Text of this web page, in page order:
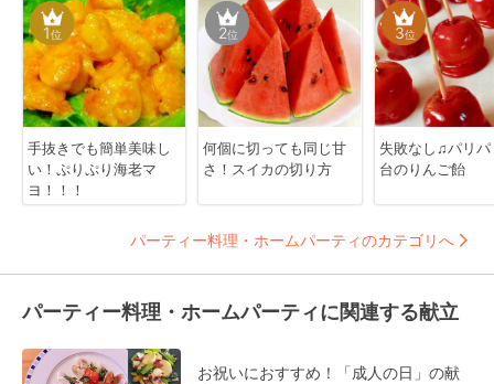
1位
手抜きでも簡単美味し
い！ぷりぷり海老マ
ヨ！！！
2位
何個に切っても同じ甘
さ！スイカの切り方
3位
失敗なし♫パリ
台のりんご飴
パーティー料理・ホームパーティのカテゴリへ
パーティー料理・ホームパーティに関連する献立
お祝いにおすすめ！「成人の日」の献